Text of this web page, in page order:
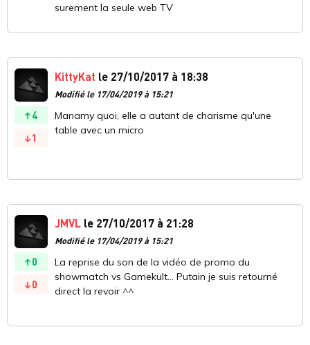
surement la seule web TV
4
1
KittyKat le 27/10/2017 à 18:38
Modifié le 17/04/2019 à 15:21
Manamy quoi, elle a autant de charisme qu'une
table avec un micro
0
0
JMVL le 27/10/2017 à 21:28
Modifié le 17/04/2019 à 15:21
La reprise du son de la vidéo de promo du
showmatch vs Gamekult... Putain je suis retourné
direct la revoir ^^